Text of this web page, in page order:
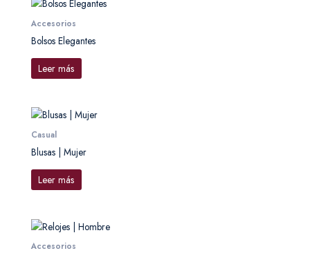
Accesorios
Bolsos Elegantes
Leer más
Casual
Blusas | Mujer
Leer más
Accesorios